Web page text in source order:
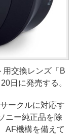
用交換レンズ「B
日に発売する。
ークルに対応す
ニー純正品を除
AF機構を備えて